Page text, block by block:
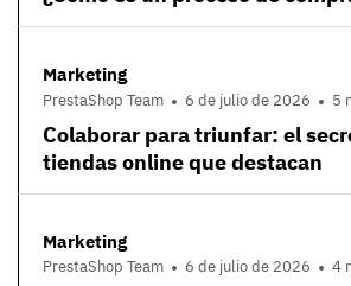
Marketing
PrestaShop Team 6 de julio de 2026 5
Colaborar para triunfar: el
tiendas online que destacan
Marketing
PrestaShop Team 6 de julio de 2026 4